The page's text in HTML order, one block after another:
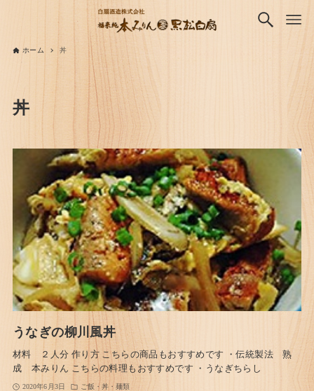
ホーム 丼
丼
うなぎの柳川風丼
材料 ２人分 作り方 こちらの商品もおすすめです ・伝統製法 熟
成 本みりん こちらの料理もおすすめです ・うなぎちらし
2020年6月3日 ご飯・丼・麺類